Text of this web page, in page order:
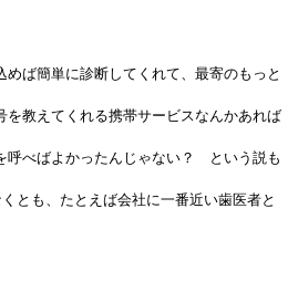
ば簡単に診断してくれて、最寄のもっと
を教えてくれる携帯サービスなんかあれば
呼べばよかったんじゃない？ という説も
とも、たとえば会社に一番近い歯医者と